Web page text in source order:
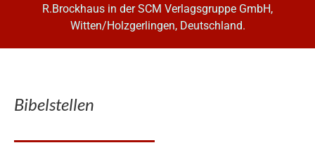
R.Brockhaus in der SCM Verlagsgruppe GmbH,
Witten/Holzgerlingen, Deutschland.
Bibelstellen